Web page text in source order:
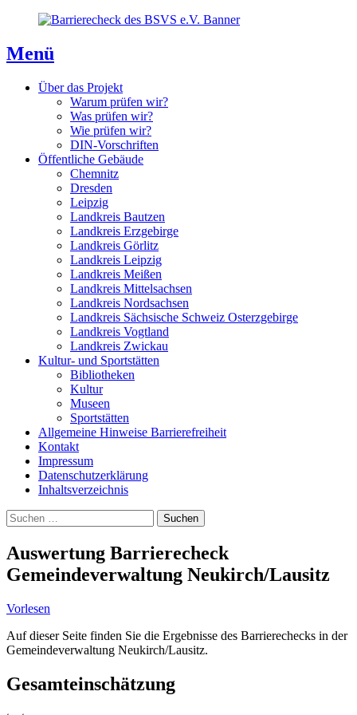
Inhaltsverzeichnis
Kontaktseite
Inhalt
Menü
Über das Projekt
Warum prüfen wir?
Was prüfen wir?
Wie prüfen wir?
DIN-Vorschriften
Öffentliche Gebäude
Chemnitz
Dresden
Leipzig
Landkreis Bautzen
Landkreis Erzgebirge
Landkreis Görlitz
Landkreis Leipzig
Landkreis Meißen
Landkreis Mittelsachsen
Landkreis Nordsachsen
Landkreis Sächsische Schweiz Osterzgebirge
Landkreis Vogtland
Landkreis Zwickau
Kultur- und Sportstätten
Bibliotheken
Kultur
Museen
Sportstätten
Allgemeine Hinweise Barrierefreiheit
Kontakt
Impressum
Datenschutzerklärung
Inhaltsverzeichnis
Suche
Suchen
nach:
Auswertung Barrierecheck
Gemeindeverwaltung Neukirch/Lausitz
Vorlesen
Auf dieser Seite finden Sie die Ergebnisse des Barrierechecks in der
Gemeindeverwaltung Neukirch/Lausitz.
Gesamteinschätzung